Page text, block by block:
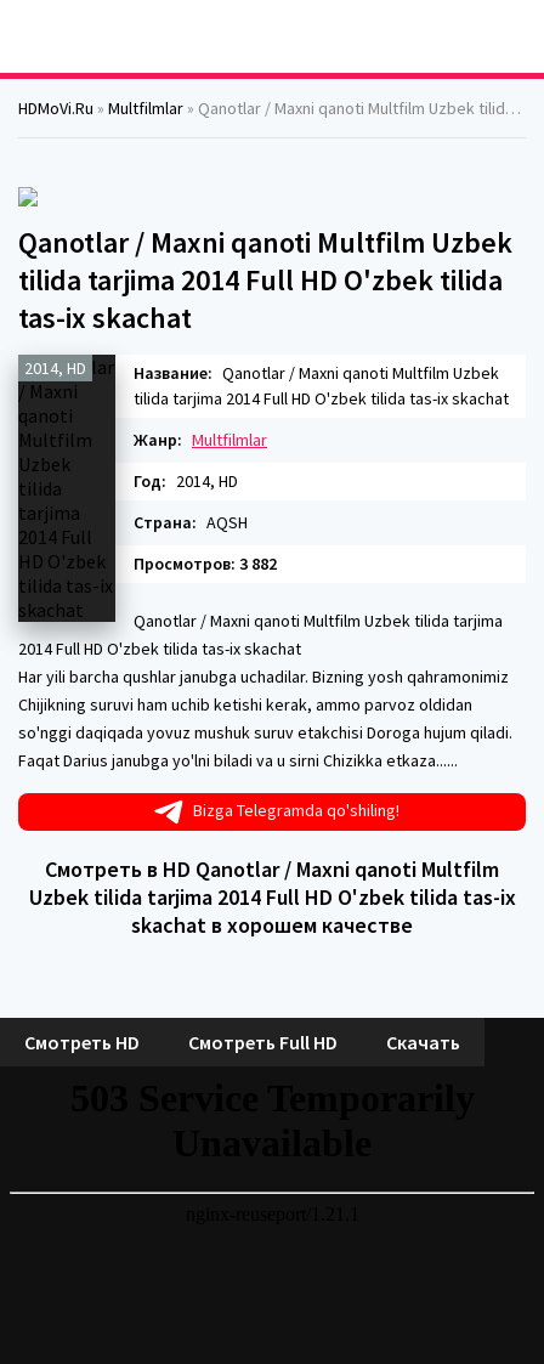
HDMoVi.Ru » Multfilmlar » Qanotlar / Maxni qanoti Multfilm Uzbek tilida tarjima 2014 Full HD O'zbek tilida tas-ix skachat
Qanotlar / Maxni qanoti Multfilm Uzbek
tilida tarjima 2014 Full HD O'zbek tilida
tas-ix skachat
2014, HD Название: Qanotlar / Maxni qanoti Multfilm Uzbek
tilida tarjima 2014 Full HD O'zbek tilida tas-ix skachat
Жанр: Multfilmlar
Год: 2014, HD
Страна: AQSH
Просмотров: 3 882
Qanotlar / Maxni qanoti Multfilm Uzbek tilida tarjima
2014 Full HD O'zbek tilida tas-ix skachat
Har yili barcha qushlar janubga uchadilar. Bizning yosh qahramonimiz
Chijikning suruvi ham uchib ketishi kerak, ammo parvoz oldidan
so'nggi daqiqada yovuz mushuk suruv etakchisi Doroga hujum qiladi.
Faqat Darius janubga yo'lni biladi va u sirni Chizikka etkaza......
Bizga Telegramda qo'shiling!
Смотреть в HD Qanotlar / Maxni qanoti Multfilm
Uzbek tilida tarjima 2014 Full HD O'zbek tilida tas-ix
skachat в хорошем качестве
Смотреть HD Смотреть Full HD Скачать